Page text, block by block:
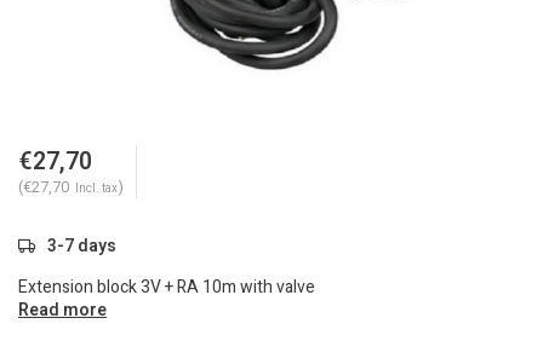
€27,70
(€27,70 Incl. tax)
3-7 days
Extension block 3V + RA 10m with valve
Read more